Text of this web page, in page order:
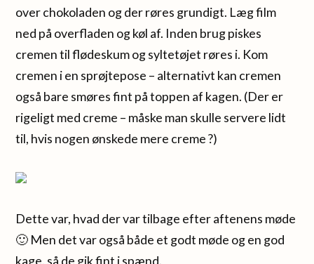
over chokoladen og der røres grundigt. Læg film
ned på overfladen og køl af. Inden brug piskes
cremen til flødeskum og syltetøjet røres i. Kom
cremen i en sprøjtepose – alternativt kan cremen
også bare smøres fint på toppen af kagen. (Der er
rigeligt med creme – måske man skulle servere lidt
til, hvis nogen ønskede mere creme ?)
Dette var, hvad der var tilbage efter aftenens møde
🙂 Men det var også både et godt møde og en god
kage, så de gik fint i spænd.